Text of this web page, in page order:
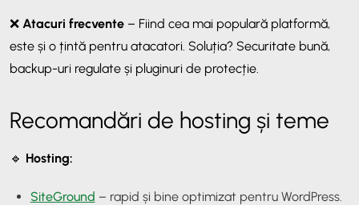
❌ Atacuri frecvente – Fiind cea mai populară platformă,
este și o țintă pentru atacatori. Soluția? Securitate bună,
backup-uri regulate și pluginuri de protecție.
Recomandări de hosting și teme
🔹 Hosting:
SiteGround – rapid și bine optimizat pentru WordPress.